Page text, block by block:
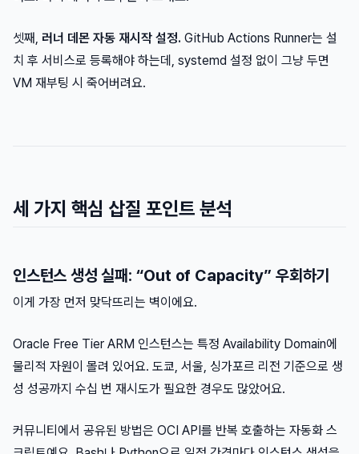
셋째, 러너 데몬 자동 재시작 설정. GitHub Actions Runner는 설
치 후 서비스로 등록해야 하는데, systemd 설정 없이 그냥 두면
VM 재부팅 시 죽어버려요.
세 가지 핵심 삽질 포인트 분석
인스턴스 생성 실패: “Out of Capacity” 우회하기
이게 가장 먼저 맞닥뜨리는 벽이에요.
Oracle Free Tier ARM 인스턴스는 특정 Availability Domain에
물리적 자원이 몰려 있어요. 도쿄, 서울, 싱가포르 리전 기준으로 생
성 성공까지 수십 번 재시도가 필요한 경우도 많았어요.
커뮤니티에서 공유된 방법은 OCI API를 반복 호출하는 자동화 스